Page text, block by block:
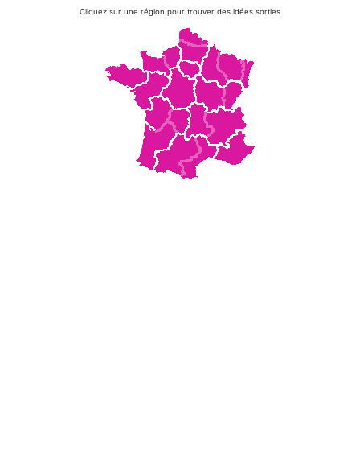
Cliquez sur une région pour trouver des idées sorties